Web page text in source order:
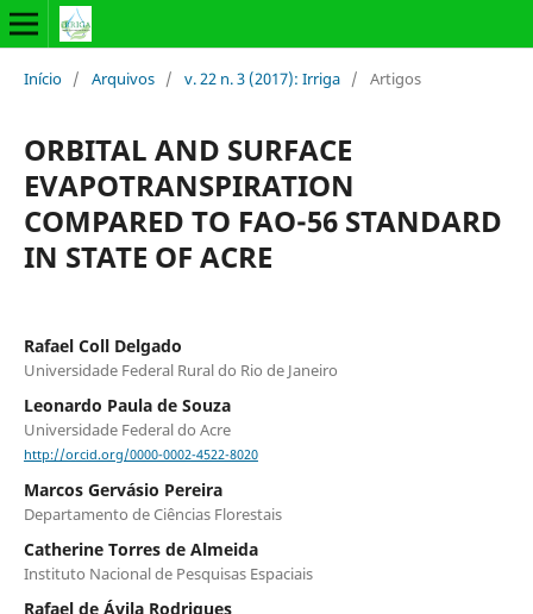
Início / Arquivos / v. 22 n. 3 (2017): Irriga / Artigos
ORBITAL AND SURFACE
EVAPOTRANSPIRATION
COMPARED TO FAO-56 STANDARD
IN STATE OF ACRE
Rafael Coll Delgado
Universidade Federal Rural do Rio de Janeiro
Leonardo Paula de Souza
Universidade Federal do Acre
http://orcid.org/0000-0002-4522-8020
Marcos Gervásio Pereira
Departamento de Ciências Florestais
Catherine Torres de Almeida
Instituto Nacional de Pesquisas Espaciais
Rafael de Ávila Rodrigues